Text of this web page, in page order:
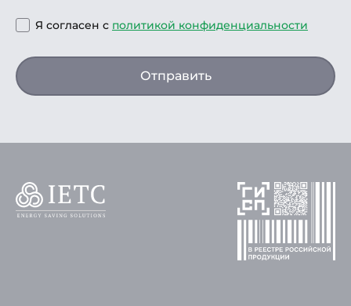
Я согласен с политикой конфиденциальности
Отправить